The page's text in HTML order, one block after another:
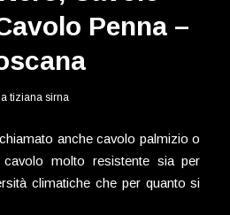
Penna –
tiziana sirna
anche cavolo palmizio o
molto resistente sia per
climatiche che per quanto si